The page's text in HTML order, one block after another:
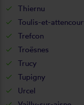
Thiernu
Toulis-et-
Trefcon
Troësnes
Trucy
Tupigny
Urcel